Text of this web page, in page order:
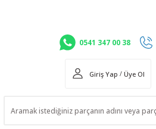
0541 347 00 38
Giriş Yap / Üye Ol